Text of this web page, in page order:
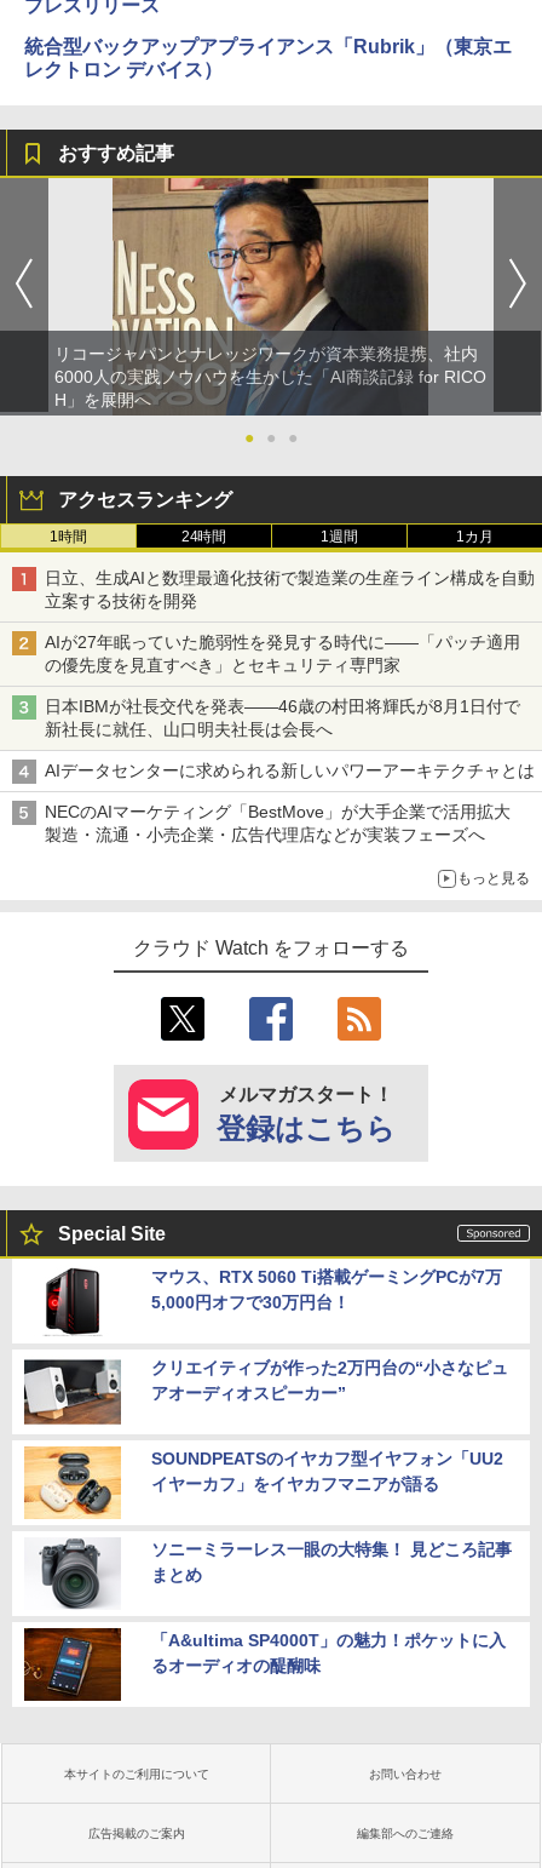
プレスリリース
統合型バックアップアプライアンス「Rubrik」（東京エ
レクトロン デバイス）
おすすめ記事
リコージャパンとナレッジワークが資本業務提携、社内
6000人の実践ノウハウを生かした「AI商談記録 for RICO
H」を展開へ
●
● ●
アクセスランキング
1時間 24時間 1週間 1カ月
日立、生成AIと数理最適化技術で製造業の生産ライン構成を自動
立案する技術を開発
AIが27年眠っていた脆弱性を発見する時代に――「パッチ適用
の優先度を見直すべき」とセキュリティ専門家
日本IBMが社長交代を発表――46歳の村田将輝氏が8月1日付で
新社長に就任、山口明夫社長は会長へ
AIデータセンターに求められる新しいパワーアーキテクチャとは
NECのAIマーケティング「BestMove」が大手企業で活用拡大
製造・流通・小売企業・広告代理店などが実装フェーズへ
もっと見る
クラウド Watch をフォローする
メルマガスタート！
登録はこちら
Special Site
マウス、RTX 5060 Ti搭載ゲーミングPCが7万
5,000円オフで30万円台！
クリエイティブが作った2万円台の“小さなピュ
アオーディオスピーカー”
SOUNDPEATSのイヤカフ型イヤフォン「UU2
イヤーカフ」をイヤカフマニアが語る
ソニーミラーレス一眼の大特集！ 見どころ記事
まとめ
「A&ultima SP4000T」の魅力！ポケットに入
るオーディオの醍醐味
本サイトのご利用について お問い合わせ
広告掲載のご案内 編集部へのご連絡